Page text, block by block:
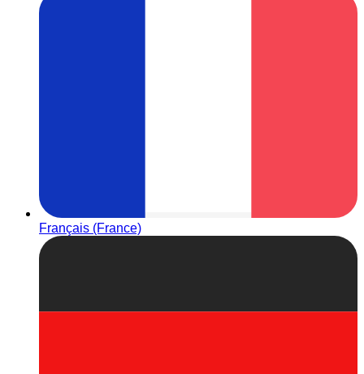
Français (France)